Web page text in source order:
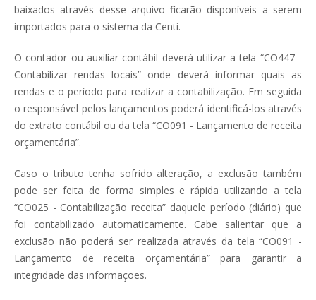
baixados através desse arquivo ficarão disponíveis a serem
importados para o sistema da Centi.
O contador ou auxiliar contábil deverá utilizar a tela “CO447 -
Contabilizar rendas locais” onde deverá informar quais as
rendas e o período para realizar a contabilização. Em seguida
o responsável pelos lançamentos poderá identificá-los através
do extrato contábil ou da tela “CO091 - Lançamento de receita
orçamentária”.
Caso o tributo tenha sofrido alteração, a exclusão também
pode ser feita de forma simples e rápida utilizando a tela
“CO025 - Contabilização receita” daquele período (diário) que
foi contabilizado automaticamente. Cabe salientar que a
exclusão não poderá ser realizada através da tela “CO091 -
Lançamento de receita orçamentária” para garantir a
integridade das informações.